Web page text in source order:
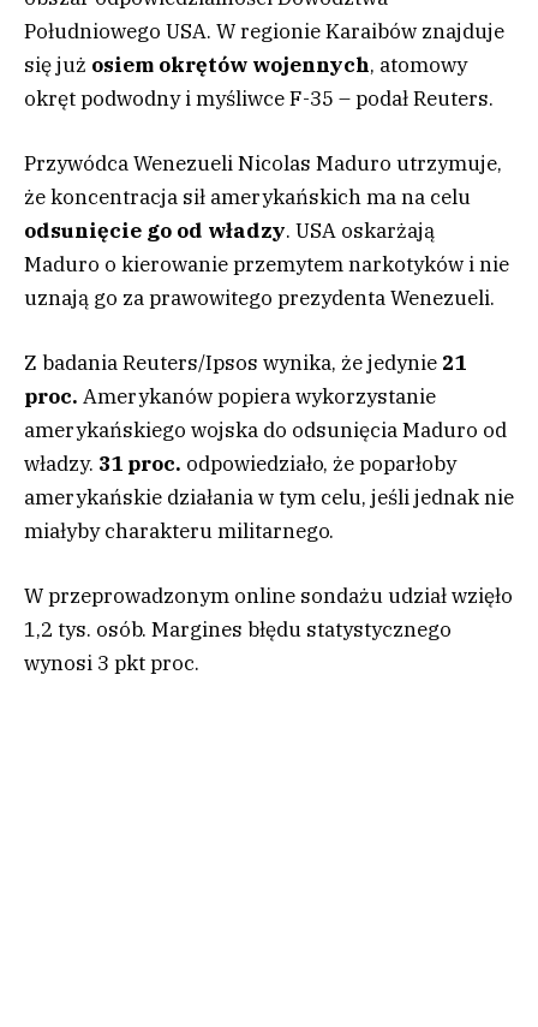
Południowego USA. W regionie Karaibów znajduje
się już osiem okrętów wojennych, atomowy
okręt podwodny i myśliwce F-35 – podał Reuters.
Przywódca Wenezueli Nicolas Maduro utrzymuje,
że koncentracja sił amerykańskich ma na celu
odsunięcie go od władzy. USA oskarżają
Maduro o kierowanie przemytem narkotyków i nie
uznają go za prawowitego prezydenta Wenezueli.
Z badania Reuters/Ipsos wynika, że jedynie 21
proc. Amerykanów popiera wykorzystanie
amerykańskiego wojska do odsunięcia Maduro od
władzy. 31 proc. odpowiedziało, że poparłoby
amerykańskie działania w tym celu, jeśli jednak nie
miałyby charakteru militarnego.
W przeprowadzonym online sondażu udział wzięło
1,2 tys. osób. Margines błędu statystycznego
wynosi 3 pkt proc.